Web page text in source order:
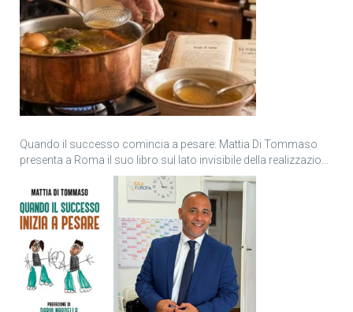
Quando il successo comincia a pesare: Mattia Di Tommaso
presenta a Roma il suo libro sul lato invisibile della realizzazione